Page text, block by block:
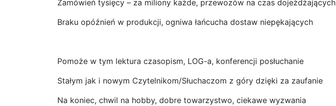
Zamówień tysięcy – za miliony każde, przewozów na czas dojeżdżających
Braku opóźnień w produkcji, ogniwa łańcucha dostaw niepękających
Pomoże w tym lektura czasopism, LOG-a, konferencji posłuchanie
Stałym jak i nowym Czytelnikom/Słuchaczom z góry dzięki za zaufanie
Na koniec, chwil na hobby, dobre towarzystwo, ciekawe wyzwania